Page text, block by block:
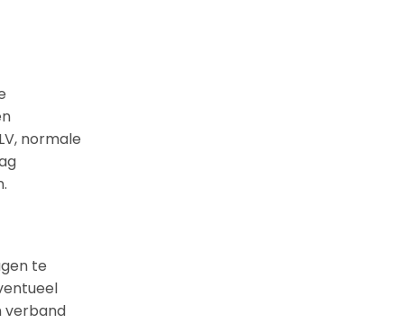
normale
te
verband